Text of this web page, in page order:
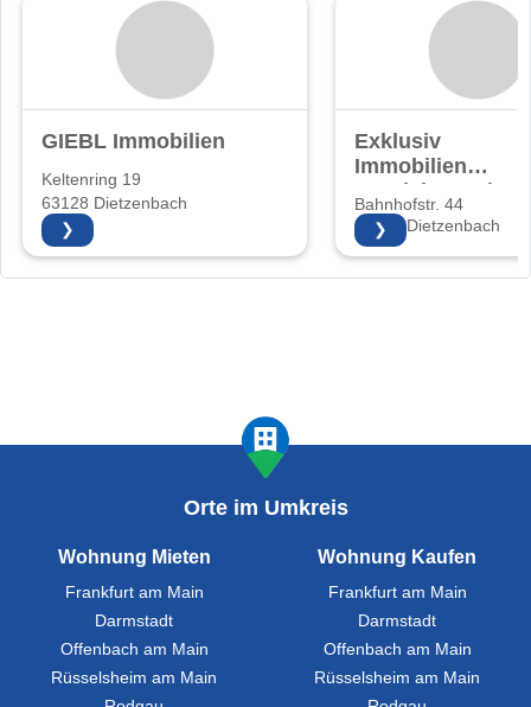
GIEBL Immobilien
Keltenring 19
63128 Dietzenbach
❯
Exklusiv
Immobilien
Vertriebs GmbH
Bahnhofstr. 44
63128 Dietzenbach
❯
Orte im Umkreis
Wohnung Mieten
Frankfurt am Main
Darmstadt
Offenbach am Main
Rüsselsheim am Main
Wohnung Kaufen
Frankfurt am Main
Darmstadt
Offenbach am Main
Rüsselsheim am Main